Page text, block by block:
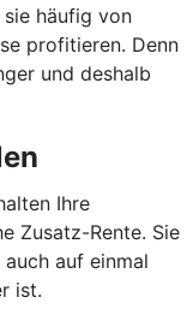
häufig von
profitieren. Denn
und deshalb
Ihre
Zusatz-Rente. Sie
auf einmal
ist.